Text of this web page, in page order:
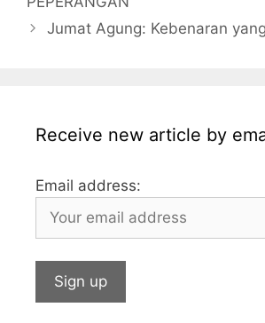
o
o
e
p
p
Jumat Agung: Kebenaran
Receive new article by
Email address: